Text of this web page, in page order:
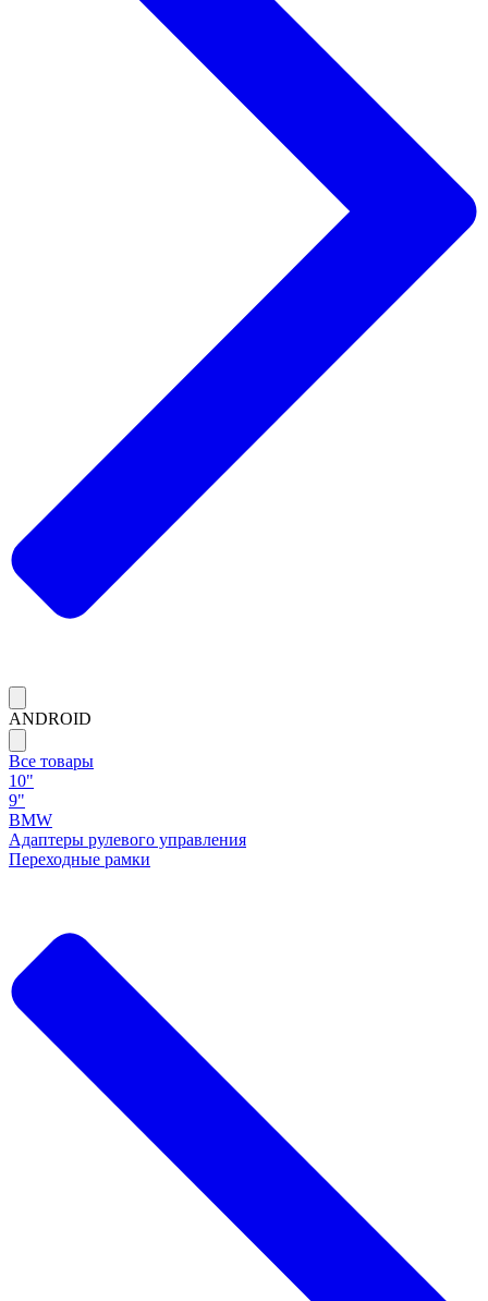
ANDROID
Все товары
10"
9"
BMW
Адаптеры рулевого управления
Переходные рамки